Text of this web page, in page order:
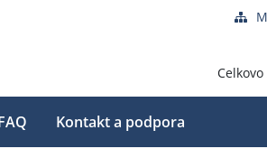
Kontakt a podpora